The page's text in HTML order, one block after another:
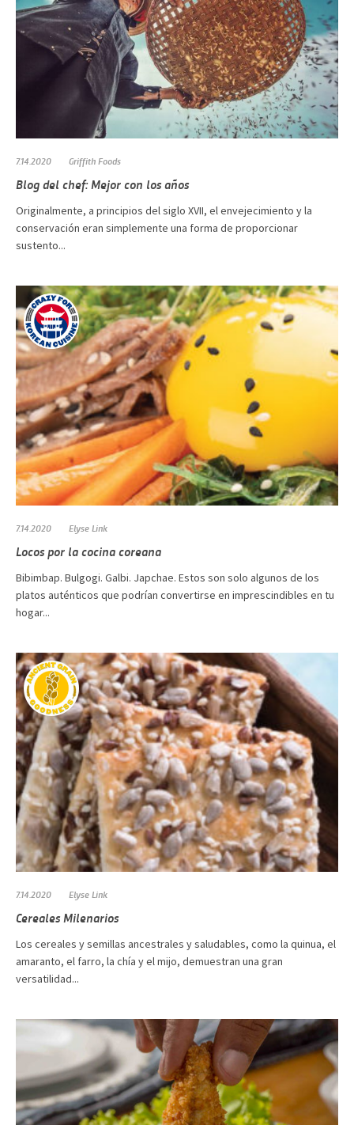
7.14.2020 Griffith Foods
Blog del chef: Mejor con los años
Originalmente, a principios del siglo XVII, el envejecimiento y la
conservación eran simplemente una forma de proporcionar
sustento...
7.14.2020 Elyse Link
Locos por la cocina coreana
Bibimbap. Bulgogi. Galbi. Japchae. Estos son solo algunos de los
platos auténticos que podrían convertirse en imprescindibles en tu
hogar...
7.14.2020 Elyse Link
Cereales Milenarios
Los cereales y semillas ancestrales y saludables, como la quinua, el
amaranto, el farro, la chía y el mijo, demuestran una gran
versatilidad...